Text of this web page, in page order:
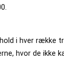
i hver række
hvor de ikke